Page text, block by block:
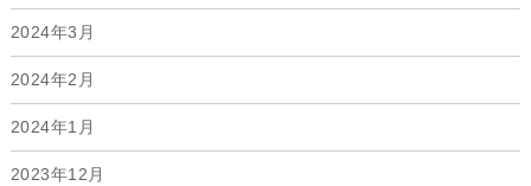
2024年3月
2024年2月
2024年1月
2023年12月